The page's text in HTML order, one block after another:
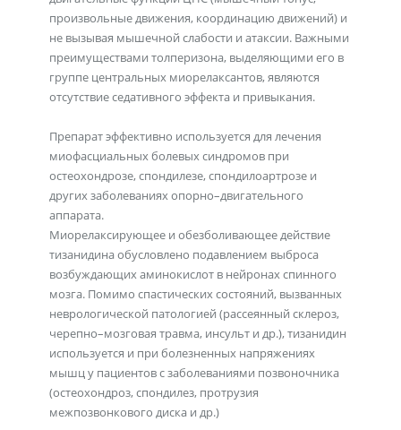
произвольные движения, координацию движений) и
не вызывая мышечной слабости и атаксии. Важными
преимуществами толперизона, выделяющими его в
группе центральных миорелаксантов, являются
отсутствие седативного эффекта и привыкания.
Препарат эффективно используется для лечения
миофасциальных болевых синдромов при
остеохондрозе, спондилезе, спондилоартрозе и
других заболеваниях опорно–двигательного
аппарата.
Миорелаксирующее и обезболивающее действие
тизанидина обусловлено подавлением выброса
возбуждающих аминокислот в нейронах спинного
мозга. Помимо спастических состояний, вызванных
неврологической патологией (рассеянный склероз,
черепно–мозговая травма, инсульт и др.), тизанидин
используется и при болезненных напряжениях
мышц у пациентов с заболеваниями позвоночника
(остеохондроз, спондилез, протрузия
межпозвонкового диска и др.)